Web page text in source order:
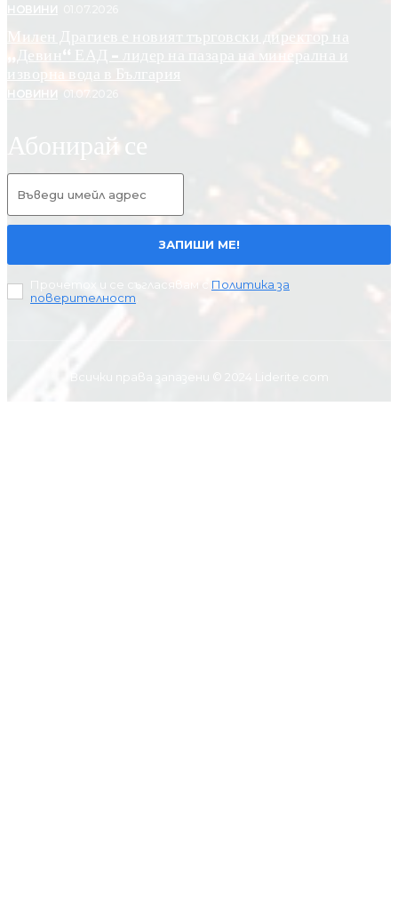
НОВИНИ
Милен Драгиев е новият търговски директор на
„Девин“ ЕАД – лидер на пазара на минерална и
изворна вода в България
НОВИНИ
Абонирай се
ЗАПИШИ МЕ!
Прочетох и се съгласявам с Политика за
поверителност
Всички права запазени © 2024 Liderite.com